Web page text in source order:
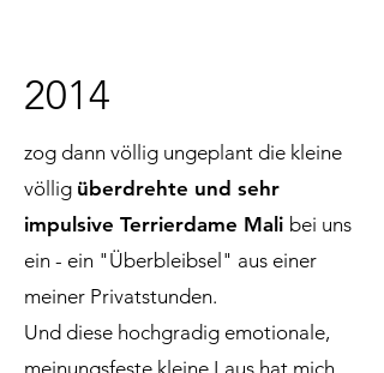
2014
zog dann völlig ungeplant die kleine
völlig überdrehte und sehr
impulsive Terrierdame Mali bei uns
ein - ein "Überbleibsel" aus einer
meiner Privatstunden.
Und diese hochgradig emotionale,
meinungsfeste kleine Laus hat mich